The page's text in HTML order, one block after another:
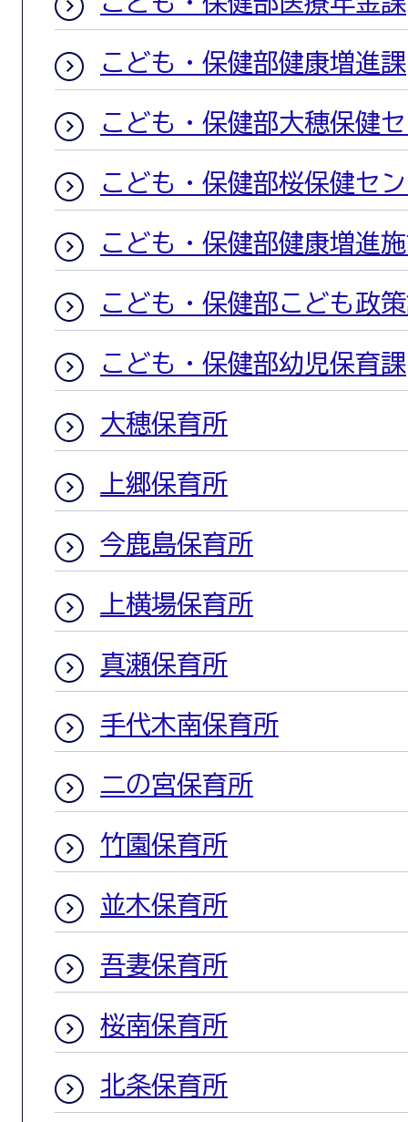
こども・保健部健康増進課
こども・保健部大穂保健
こども・保健部桜保健セ
こども・保健部健康増進
こども・保健部こども政
こども・保健部幼児保育課
大穂保育所
上郷保育所
今鹿島保育所
上横場保育所
真瀬保育所
手代木南保育所
二の宮保育所
竹園保育所
並木保育所
吾妻保育所
桜南保育所
北条保育所